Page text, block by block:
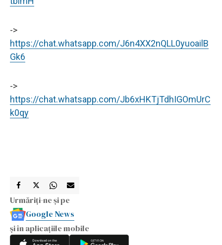
->
https://chat.whatsapp.com/J6n4XX2nQLL0yuoailB
Gk6
->
https://chat.whatsapp.com/Jb6xHKTjTdhIGOmUrC
k0qy
Urmăriți-ne și pe
Google News
și în aplicațiile mobile